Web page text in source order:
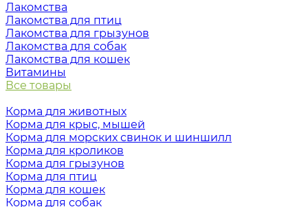
Лакомства
Лакомства для птиц
Лакомства для грызунов
Лакомства для собак
Лакомства для кошек
Витамины
Все товары
Корма для животных
Корма для крыс, мышей
Корма для морских свинок и шиншилл
Корма для кроликов
Корма для грызунов
Корма для птиц
Корма для кошек
Корма для собак